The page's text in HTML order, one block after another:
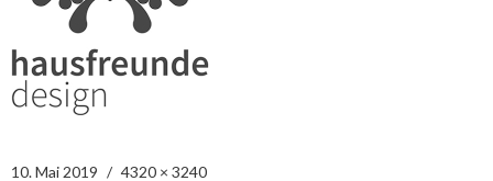
10. Mai 2019 4320 × 3240